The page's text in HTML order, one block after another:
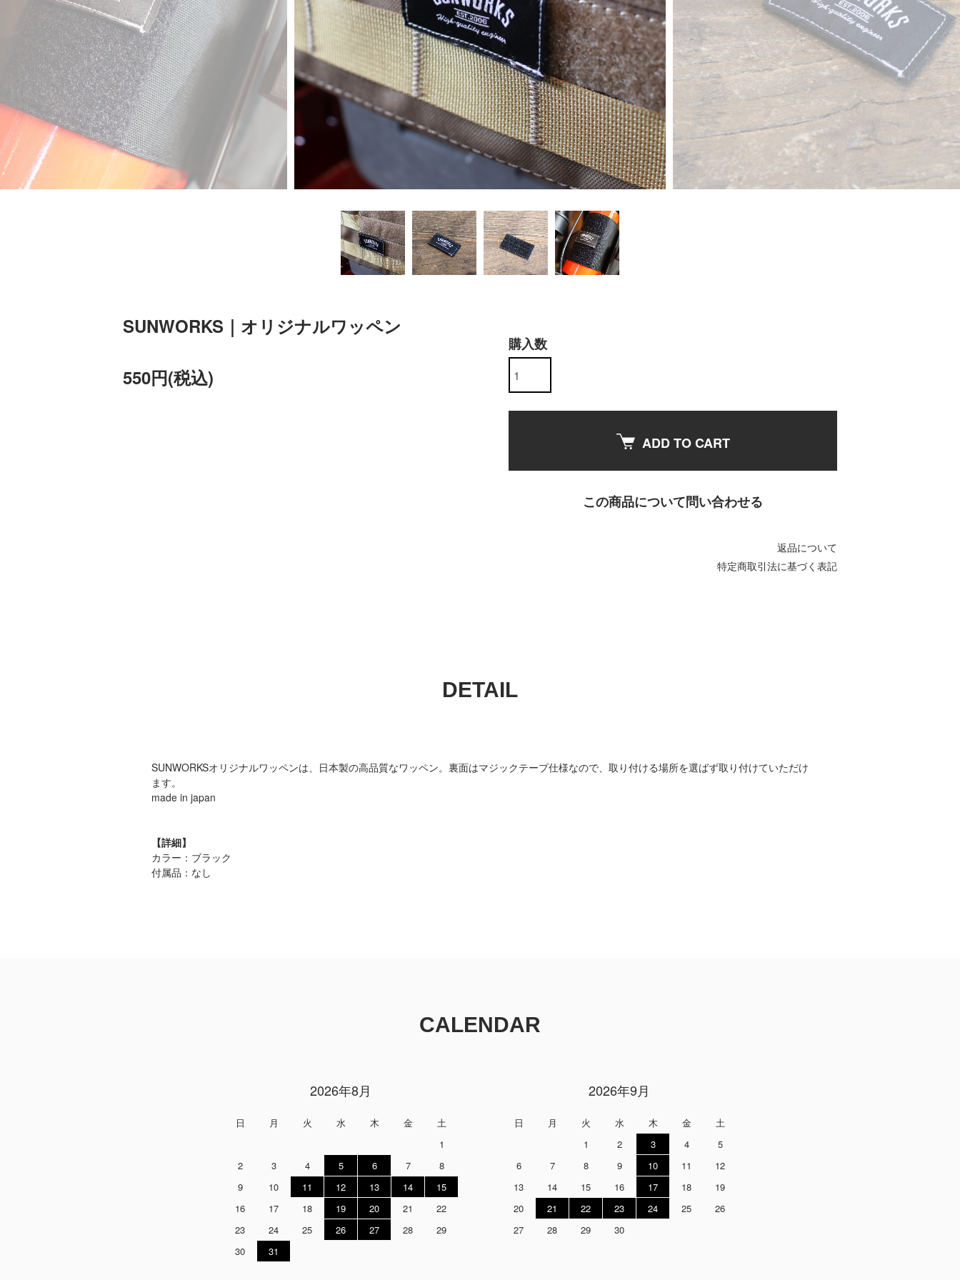
SUNWORKS｜オリジナルワッペン
550円(税込)
購入数
ADD TO CART
この商品について問い合わせる
返品について
特定商取引法に基づく表記
DETAIL
SUNWORKSオリジナルワッペンは、日本製の高品質なワッペン。裏面はマジックテープ仕様なので、取り付ける場所を選ばず取り付けていただけ
ます。
made in japan
【詳細】
カラー：ブラック
付属品：なし
CALENDAR
2026年8月
日 月 火 水 木 金
土
1
2
3 4 5 6 7
8
9
10 11 12 13 14
15
16
17 18 19 20 21
22
23
24 25 26 27 28
29
30
31
2026年9月
日 月 火 水 木 金
土
1
2 3 4
5
6
7 8 9 10 11
12
13
14 15 16 17 18
19
20
21 22 23 24 25
26
27
28 29 30